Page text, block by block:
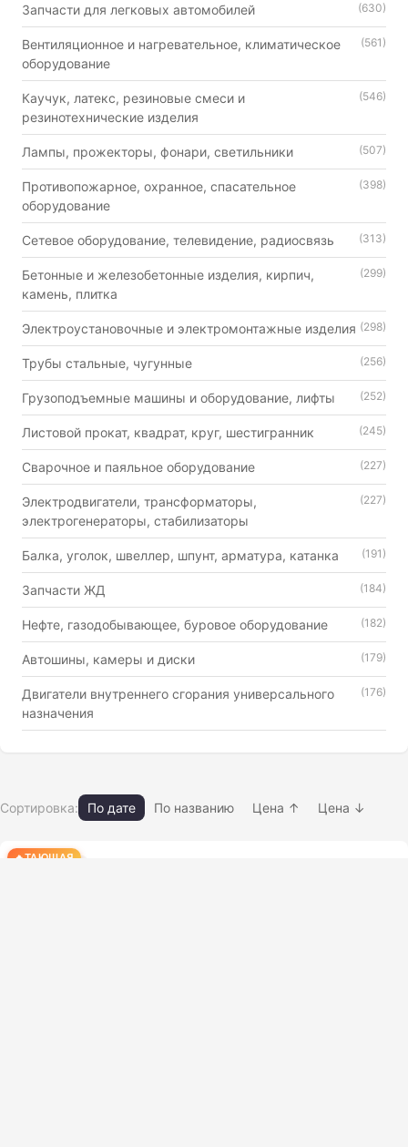
Запчасти для легковых автомобилей (630)
Вентиляционное и нагревательное, климатическое
оборудование
(561)
Каучук, латекс, резиновые смеси и
резинотехнические изделия
(546)
Лампы, прожекторы, фонари, светильники (507)
Противопожарное, охранное, спасательное
оборудование
(398)
Сетевое оборудование, телевидение, радиосвязь (313)
Бетонные и железобетонные изделия, кирпич,
камень, плитка
(299)
Электроустановочные и электромонтажные изделия (298)
Трубы стальные, чугунные (256)
Грузоподъемные машины и оборудование, лифты (252)
Листовой прокат, квадрат, круг, шестигранник (245)
Сварочное и паяльное оборудование (227)
Электродвигатели, трансформаторы,
электрогенераторы, стабилизаторы
(227)
Балка, уголок, швеллер, шпунт, арматура, катанка (191)
Запчасти ЖД (184)
Нефте, газодобывающее, буровое оборудование (182)
Автошины, камеры и диски (179)
Двигатели внутреннего сгорания универсального
назначения
(176)
Сортировка: По дате По названию Цена ↑ Цена ↓
ТАЮЩАЯ